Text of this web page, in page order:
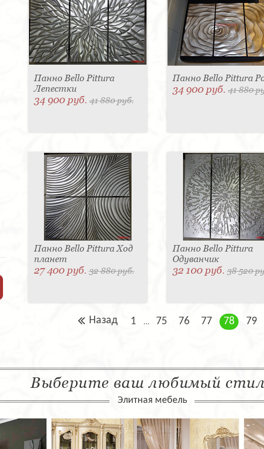
Панно Bello Pittura
Лепестки
34 900 руб.41 880 руб.
Панно Bello Pittura
34 900 руб. 41 880
Панно Bello Pittura Ход
планет
27 400 руб.32 880 руб.
Панно Bello Pittura
Одуванчик
32 100 руб. 38 520
Назад 1 ... 75 76 77 78 79
Выберите ваш любимый
Элитная мебель